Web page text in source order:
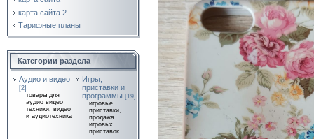
карта сайта 2
Тарифные планы
Категории раздела
Аудио и видео
[2]
товары для
аудио видео
техники, видео
и аудиотехника
Игры,
приставки и
программы [19]
игровые
приставки,
продажа
игровых
приставок